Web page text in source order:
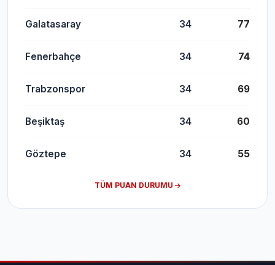
Galatasaray 34 77
Fenerbahçe 34 74
Trabzonspor 34 69
Beşiktaş 34 60
Göztepe 34 55
TÜM PUAN DURUMU